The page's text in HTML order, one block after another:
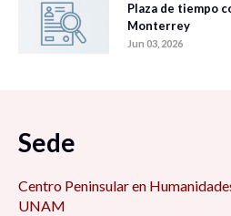
Plaza de tiempo
Monterrey
Jun 03, 2026
Sede
Centro Peninsular en
UNAM